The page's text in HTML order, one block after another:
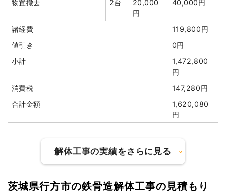
値引き
152,425円
小計
2,545,455
円
消費税
254,545円
合計金額
2,800,000
円
坪数 50坪
物置撤去
2台
20,000
円
40,000円
諸経費
119,800円
値引き
0円
小計
1,472,800
円
消費税
147,280円
合計金額
1,620,080
円
解体工事の実績をさらに見る
茨城県行方市の鉄骨造解体工事の見積もり